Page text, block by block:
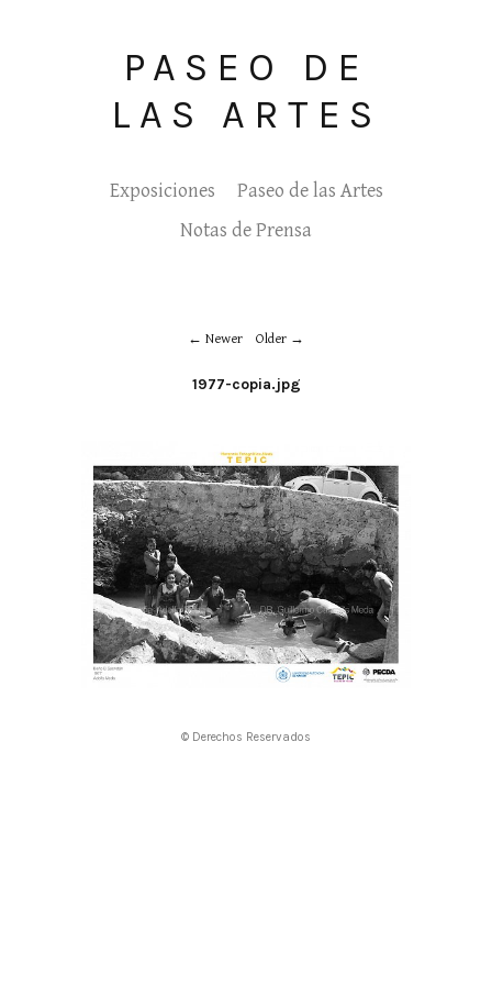
PASEO DE
LAS ARTES
Exposiciones
Paseo de las Artes
Notas de Prensa
Newer Older
1977-copia.jpg
© Derechos Reservados